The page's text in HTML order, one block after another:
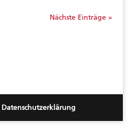
Nächste Einträge »
Datenschutzerklärung